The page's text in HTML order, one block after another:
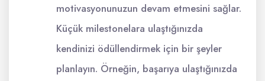
motivasyonunuzun devam etmesini sağlar.
Küçük milestonelara ulaştığınızda
kendinizi ödüllendirmek için bir şeyler
planlayın. Örneğin, başarıya ulaştığınızda